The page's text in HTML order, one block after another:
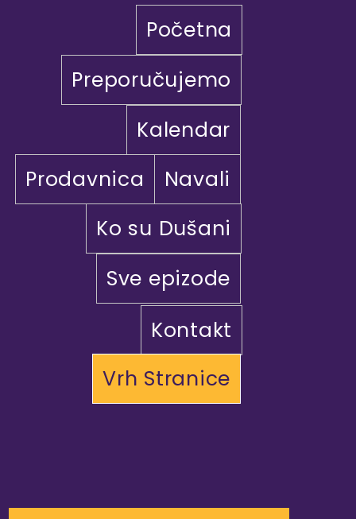
Početna
Preporučujemo
Kalendar
Prodavnica
Navali
Ko su Dušani
Sve epizode
Kontakt
Vrh Stranice